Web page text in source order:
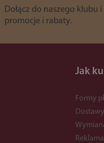
Dołącz do naszego
promocje i rabaty.
Jak
Formy